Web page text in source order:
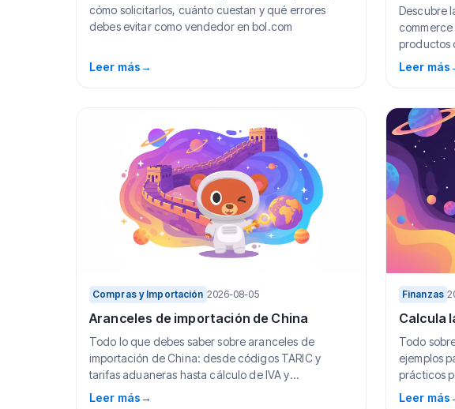
cómo solicitarlos, cuánto cuestan y qué errores
debes evitar como vendedor en bol.com
Leer más→
Descubre
productos
in...
Leer más
Compras y Importación 2026-08-05
Aranceles de importación de China
Todo lo que debes saber sobre aranceles de
importación de China: desde códigos TARIC y
tarifas aduaneras hasta cálculo de IVA y
exenciones. Incluye...
Leer más→
Finanzas
Calcula
Todo
ejemplos
prácticos
Leer más